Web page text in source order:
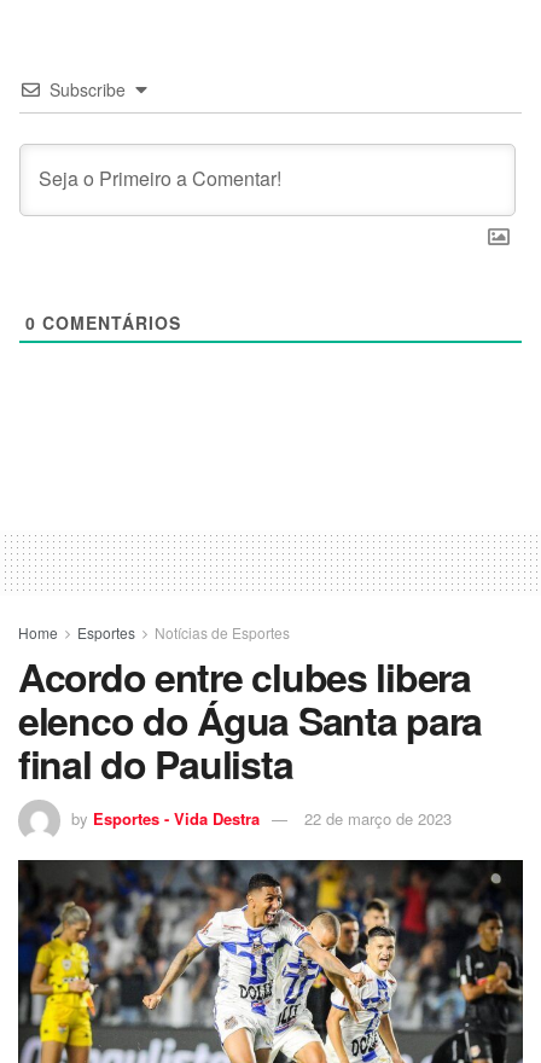
Subscribe
0 COMENTÁRIOS
Home Esportes Notícias de Esportes
Acordo entre clubes libera
elenco do Água Santa para
final do Paulista
by Esportes - Vida Destra 22 de março de 2023